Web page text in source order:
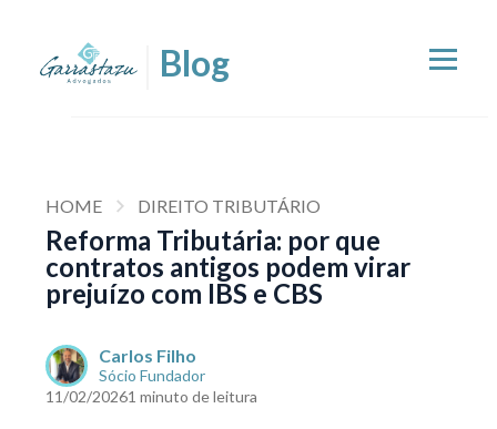
HOME DIREITO TRIBUTÁRIO
Reforma Tributária: por que
contratos antigos podem virar
prejuízo com IBS e CBS
Carlos Filho
Sócio Fundador
11/02/20261 minuto de leitura